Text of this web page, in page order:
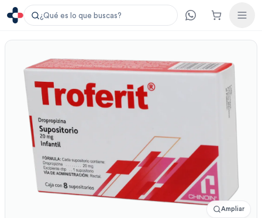
¿Qué es lo que buscas?
Ampliar